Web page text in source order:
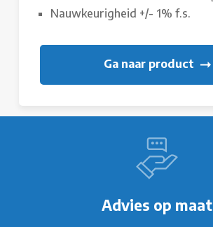
Nauwkeurigheid +/- 1% f.s.
Ga naar product
Advies op maat